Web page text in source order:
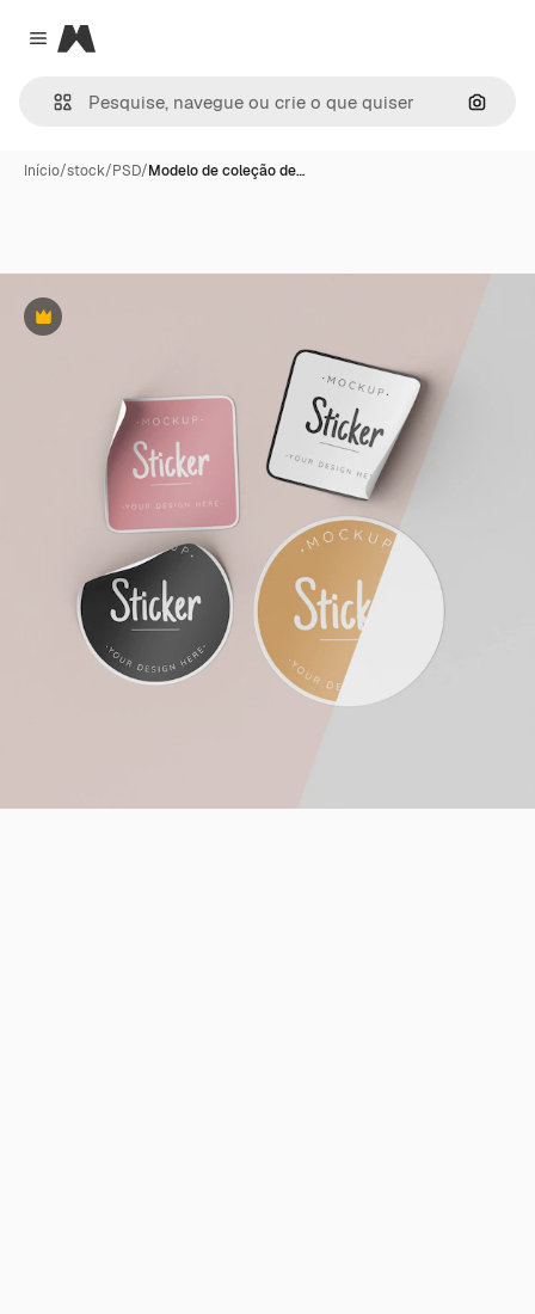
Close menu
Magnific
Início/stock/PSD/Modelo de coleção de…
Premium